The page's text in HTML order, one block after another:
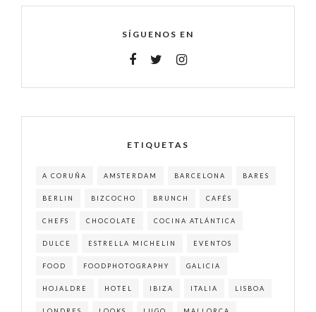
SÍGUENOS EN
ETIQUETAS
A CORUÑA AMSTERDAM BARCELONA BARES
BERLIN BIZCOCHO BRUNCH CAFÉS
CHEFS CHOCOLATE COCINA ATLÁNTICA
DULCE ESTRELLA MICHELIN EVENTOS
FOOD FOODPHOTOGRAPHY GALICIA
HOJALDRE HOTEL IBIZA ITALIA LISBOA